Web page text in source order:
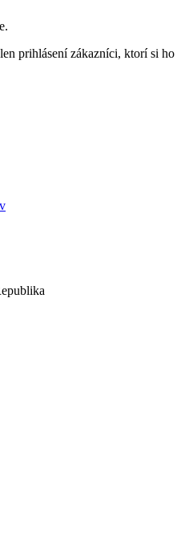
prihlásení zákazníci, ktorí si ho